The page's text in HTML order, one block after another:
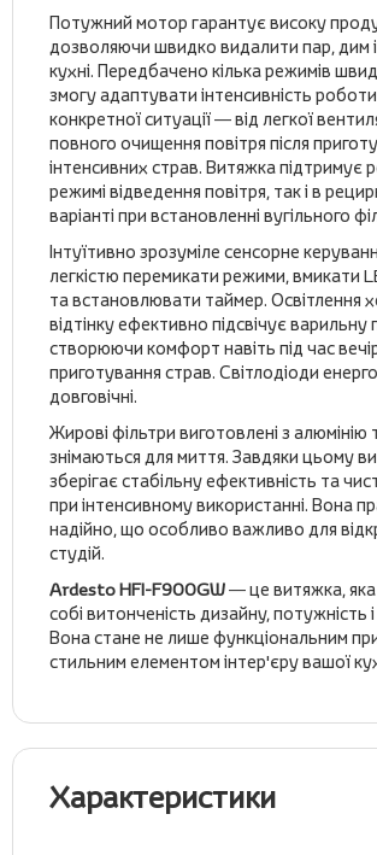
Потужний мотор гарантує високу
дозволяючи швидко видалити пар, дим
кухні. Передбачено кілька режимів
змогу адаптувати інтенсивність
конкретної ситуації — від легкої
повного очищення повітря після
інтенсивних страв. Витяжка підтримує
режимі відведення повітря, так і в
варіанті при встановленні вугільного
Інтуїтивно зрозуміле сенсорне
легкістю перемикати режими, вмикати
та встановлювати таймер. Освітлення
відтінку ефективно підсвічує
створюючи комфорт навіть під час
приготування страв. Світлодіоди
довговічні.
Жирові фільтри виготовлені з алюмінію
знімаються для миття. Завдяки цьому
зберігає стабільну ефективність та
при інтенсивному використанні. Вона
надійно, що особливо важливо для
студій.
Ardesto HFI-F900GW— це витяжка,
собі витонченість дизайну, потужність
Вона стане не лише функціональним
стильним елементом інтер'єру вашої
Характеристики